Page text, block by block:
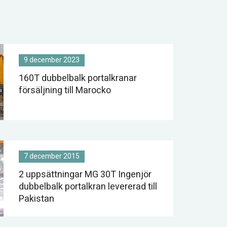
9 december 2023
160T dubbelbalk portalkranar
försäljning till Marocko
7 december 2015
2 uppsättningar MG 30T Ingenjör
dubbelbalk portalkran levererad till
Pakistan